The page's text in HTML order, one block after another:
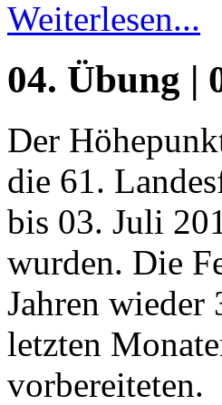
Weiterlesen...
04. Übung |
Der
die 61.
bis 03. Juli
wurden. Die
Jahren wieder
letzten
vorbereiteten.